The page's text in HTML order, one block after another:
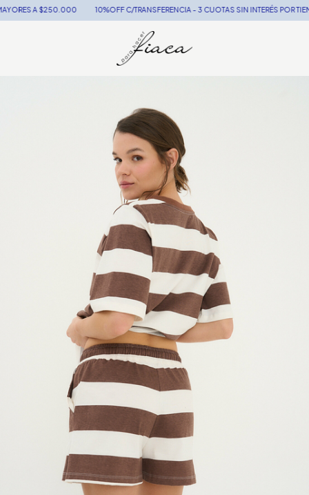
A $250.000 10%OFF C/TRANSFERENCIA - 3 CUOTAS SIN INTERÉS POR TIEMPO